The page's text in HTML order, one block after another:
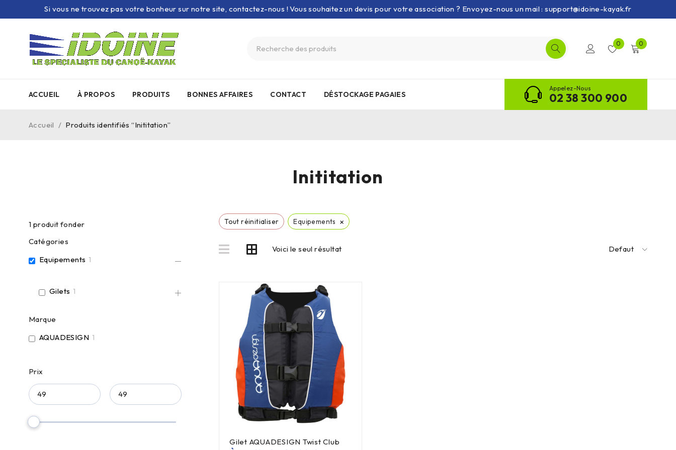
Si vous ne trouvez pas votre bonheur sur notre site, contactez-nous ! Vous souhaitez un devis pour votre association ? Envoyez-nous un mail : support@idoine-kayak.fr
0 0
ACCUEIL À PROPOS PRODUITS BONNES AFFAIRES CONTACT DÉSTOCKAGE PAGAIES
Appelez-Nous
02 38 300 900
Inititation
Accueil / Produits identifiés “Inititation”
1 produit fonder
Catégories
Equipements 1
Gilets 1
Marque
AQUADESIGN 1
Prix
Tout réinitialiser Equipements ×
Voici le seul résultat Defaut
Gilet AQUADESIGN Twist Club